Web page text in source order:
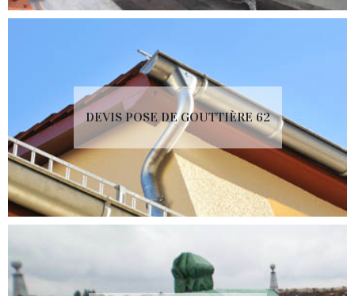
DEVIS POSE DE GOUTTIÈRE 62